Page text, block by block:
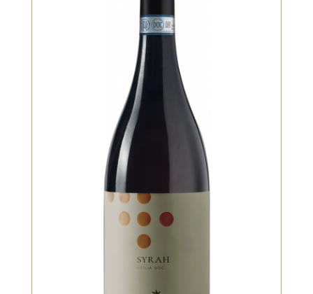
Rouge
Un Syrah chaleureux, aux accents de
fruits noirs, d’épices douces et de
garrigue. Texture souple et finale
VOIR LE PRODUIT